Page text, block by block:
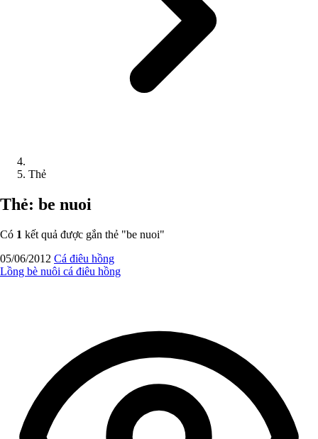
Thẻ
Thẻ: be nuoi
Có 1 kết quả được gắn thẻ "be nuoi"
05/06/2012 Cá điêu hồng
Lồng bè nuôi cá điêu hồng